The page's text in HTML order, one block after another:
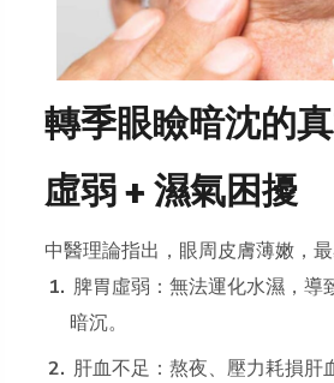
轉季眼瞼暗沈的
虛弱 + 濕氣困擾
中醫理論指出，眼周皮膚薄嫩，
脾胃虛弱：無法運化水濕，導
暗沉。
肝血不足：熬夜、壓力耗損肝